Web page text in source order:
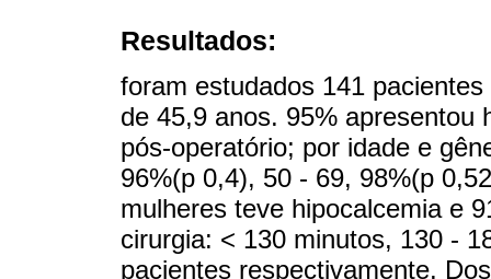
Resultados:
foram estudados 141
de 45,9 anos. 95% apresentou
pós-operatório; por idade e
96%(p 0,4), 50 - 69, 98%(p
mulheres teve hipocalcemia e
cirurgia: < 130 minutos, 130 -
pacientes respectivamente.